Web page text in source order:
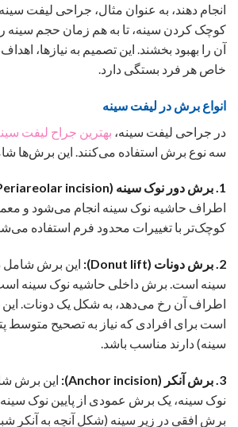
انجام دهند، به عنوان مثال، جراحی لیفت
کوچک کردن سینه، تا به هم زمان حجم سینه
آن را بهبود بخشند. این تصمیم به نیازها،
خاص هر فرد بستگی دارد.
انواع برش در لیفت سینه
در جراحی لیفت سینه، بهترین جراح لیفت
سه نوع برش استفاده می‌کنند. این برش‌ها
1. برش دور نوک سینه (Periareolar incision):
اطراف حاشیه نوک سینه انجام می‌شود و
کوچک‌تر با تغییرات محدود فرم استفاده
2. برش دونات (Donut lift):
این برش شامل
سینه است. برش داخلی حاشیه نوک سینه
اطراف آن رخ می‌دهد، به شکل یک دونات.
است برای افرادی که نیاز به تصحیح متوسط
سینه) دارند مناسب باشد.
3. برش آنکر (Anchor incision):
این برش
نوک سینه، یک برش عمودی از پایین نوک سینه
برش افقی در زیر سینه (شکل آنچه به آنکر